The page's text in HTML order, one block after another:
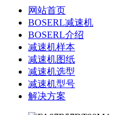
网站首页
BOSERL减速机
BOSERL介绍
减速机样本
减速机图纸
减速机选型
减速机型号
解决方案